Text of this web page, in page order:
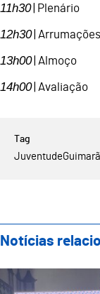
11h30| Plenário
12h30|
13h00| Almoço
14h00| Avaliação
Juventude
Notícias
Guimarães